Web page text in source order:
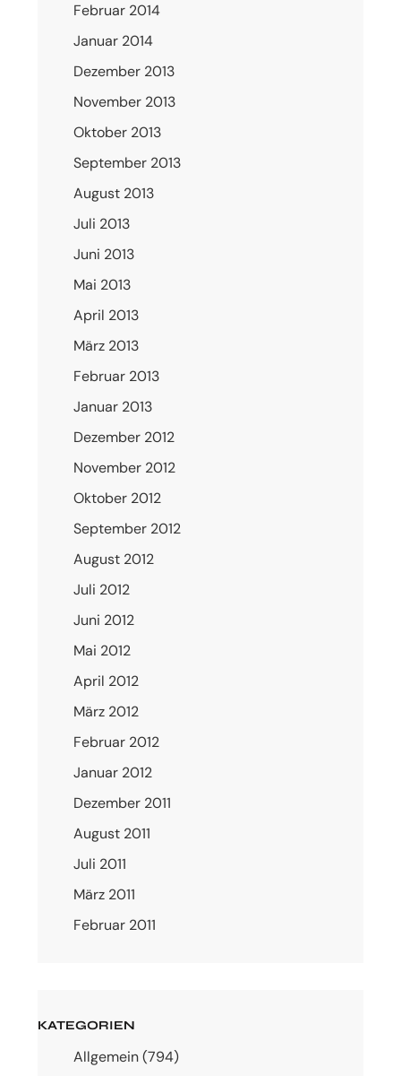
Februar 2014
Januar 2014
Dezember 2013
November 2013
Oktober 2013
September 2013
August 2013
Juli 2013
Juni 2013
Mai 2013
April 2013
März 2013
Februar 2013
Januar 2013
Dezember 2012
November 2012
Oktober 2012
September 2012
August 2012
Juli 2012
Juni 2012
Mai 2012
April 2012
März 2012
Februar 2012
Januar 2012
Dezember 2011
August 2011
Juli 2011
März 2011
Februar 2011
KATEGORIEN
Allgemein(794)